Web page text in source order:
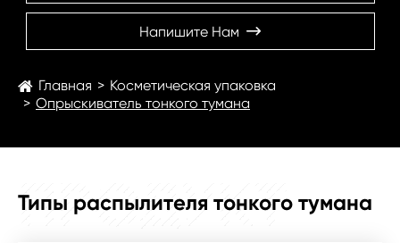
Напишите Нам 
Главная
Косметическая упаковка
Опрыскиватель тонкого тумана
ПРОДУКТ
Типы распылителя тонкого тумана